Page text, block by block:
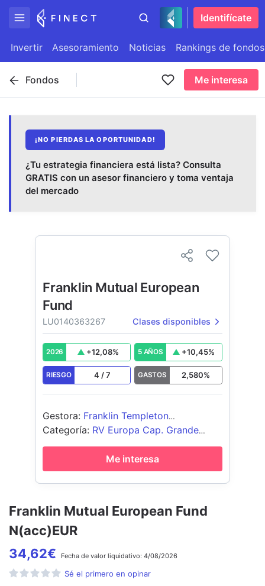
Identifícate
Invertir Asesoramiento Noticias Rankings de fondos
Fondos Me interesa
¡NO PIERDAS LA OPORTUNIDAD!
¿Tu estrategia financiera está lista? Consulta
GRATIS con un asesor financiero y toma ventaja
del mercado
Franklin Mutual European Fund
N(acc)EUR
34,62€ Fecha de valor liquidativo: 4/08/2026
Sé el primero en opinar
Franklin Mutual European
Fund
LU0140363267 Clases disponibles
2026 +12,08% 5 AÑOS +10,45%
RIESGO 4 /7 GASTOS 2,580%
Gestora: Franklin Templeton
International Services S.à r.l.
Categoría: RV Europa Cap. Grande
Value
Me interesa